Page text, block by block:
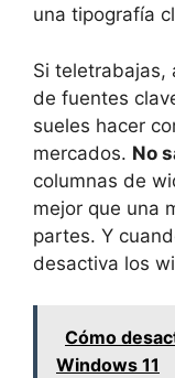
una tipografía
Si teletrabajas,
de fuentes
sueles hacer
mercados. No
columnas de
mejor que una
partes. Y
desactiva los
Cómo
Windows 11